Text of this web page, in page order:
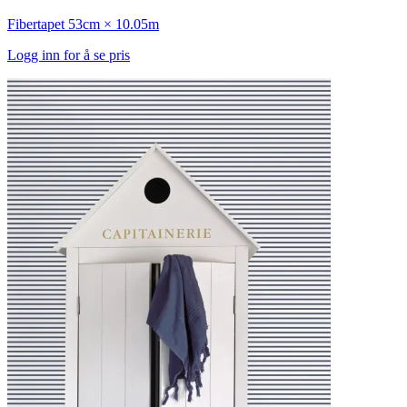
Fibertapet 53cm × 10.05m
Logg inn for å se pris